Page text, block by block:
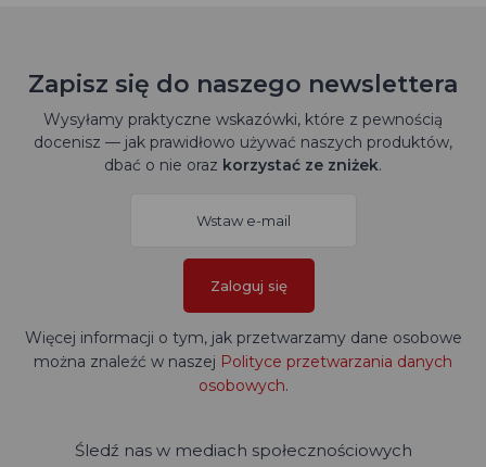
Zapisz się do naszego newslettera
Wysyłamy praktyczne wskazówki, które z pewnością
docenisz — jak prawidłowo używać naszych produktów,
dbać o nie oraz korzystać ze zniżek.
Zaloguj się
Więcej informacji o tym, jak przetwarzamy dane osobowe
można znaleźć w naszej Polityce przetwarzania danych
osobowych.
Śledź nas w mediach społecznościowych